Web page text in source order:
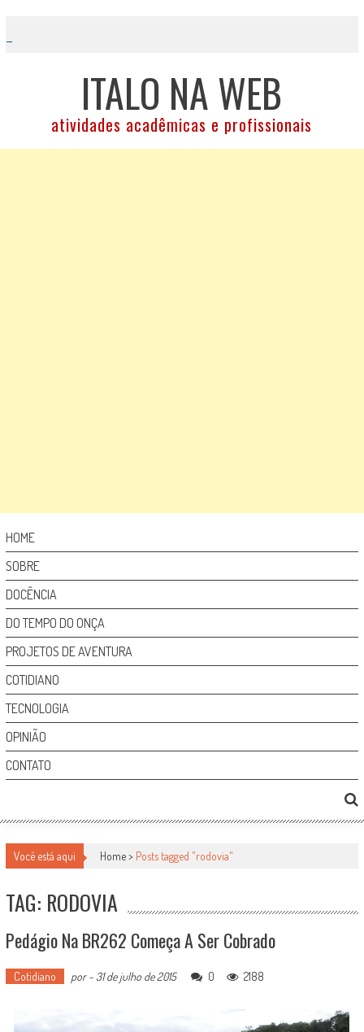
content
ITALO NA WEB
atividades acadêmicas e profissionais
HOME
SOBRE
DOCÊNCIA
DO TEMPO DO ONÇA
PROJETOS DE AVENTURA
COTIDIANO
TECNOLOGIA
OPINIÃO
CONTATO
Você está aqui Home > Posts tagged "rodovia"
TAG: RODOVIA
Pedágio Na BR262 Começa A Ser Cobrado
Cotidiano por- 31 de julho de 2015 0 2188